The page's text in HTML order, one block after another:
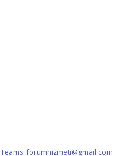
Teams:forumhizmeti@gmail.com